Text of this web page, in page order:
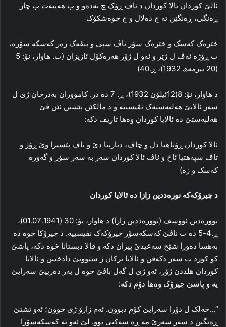
ئالێ کوردان ئالا کوردان د ناڤ ڕۆک چ به‌ده‌و و ب هه‌یبه‌ت ب چار
ڕه‌نگی، ڕه‌نگێن ته‌ چ ده‌لال و چ خوه‌شکۆک
خێزه‌ک که‌سک و خێزه‌ک سۆر ناڤ سپی و نیڤه‌ک زه‌ر که‌سکه‌ سۆره‌،
ب ڕۆژه‌ ئه‌ڤ ل ژێر و ئه‌و ل ژۆر هه‌ره‌کۆل ئازیزان (ب. هاوار، نۆ: 5
(20 تیرمه‌ھ 1932)، ڕ.40)
د هاوار، نۆ: 8(12ئیلۆن 1932)، ڕ. 7 ده‌ در. کامووران به‌درخان ژی ل
سه‌ر ئالایێ هه‌لبه‌سته‌ک نڤیسییه‌ و د مالکێن پێشین ئێن ڤێ
هه‌لبه‌ستێ ده‌ ئالایا کوردان وه‌ها تاریف دکه‌:
ئالا کوردان ڕۆناهیا دل و چاڤ، دیارییا دێ و باڤ پێسیرا وێ ڕۆژ و
تاڤ سپه‌هتیا ئاخ و ئاڤ ئالا کوردان سه‌ر به‌ سه‌ر سۆر و گه‌وره‌
که‌سک و زه‌)
د چیرۆکه‌که‌ نوره‌ددین زازا ده‌ ئالایا کوردان
نووره‌دین ئووسف (نووره‌ددین زازا) د هاوار، نۆ: 30 (01.07.1941)،
ڕ.4-5 ده‌ ب ناڤێ که‌سکه‌سۆر چیرۆکه‌ک نڤیسییه‌. د چیرۆکا خوه‌ ده‌
به‌هسا ده‌ورا شێخ سه‌عیدێ پیران دکه‌ و قالا دبستانا خوه‌ دکه‌، پاشێ
کو کورد ب سه‌ر دکه‌ڤن و ئالایا ترکان ژ ستوونێ دادخینن و ئالایا
کوردان هلددن ژۆر، ئه‌و ژی ل گه‌ل باڤێ خوه‌ ل به‌ر ده‌رییێ سه‌رایێ
یه‌ و پاشێ چیرۆک وه‌ها دۆم دکه‌:
“…خه‌لک ل دۆرا سه‌رایێ کۆم دبوون. ئه‌م زارۆ ژی چوون؛ ئه‌و تشتێ
ڕه‌نگین د سه‌ر سه‌رێ مه‌ ڕه‌ سه‌کنی بوو. لێ ئه‌و نه‌ که‌سکه‌سۆرا